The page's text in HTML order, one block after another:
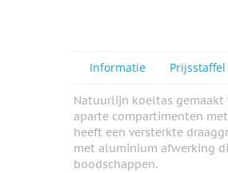
Informatie Prijsstaffel
Natuurlijn koeltas gemaakt
aparte compartimenten
heeft een versterkte
met aluminium afwerking
boodschappen.